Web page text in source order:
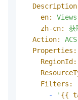
en:
Views
zh-cn:
获
Action:
Properties:
RegionId:
Filters:
-
' {{